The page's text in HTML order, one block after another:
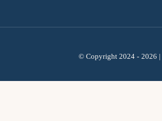
© Copyright 2024 - 2026 |